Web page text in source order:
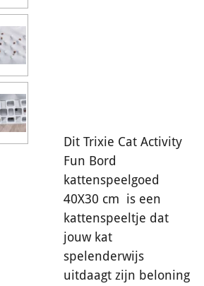
Dit Trixie Cat Activity
Fun Bord
kattenspeelgoed
40X30 cm is een
kattenspeeltje dat
jouw kat
spelenderwijs
uitdaagt zijn beloning